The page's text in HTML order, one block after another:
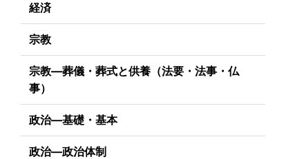
経済
宗教
宗教―葬儀・葬式と供養（法要・法事・仏
事）
政治―基礎・基本
政治―政治体制